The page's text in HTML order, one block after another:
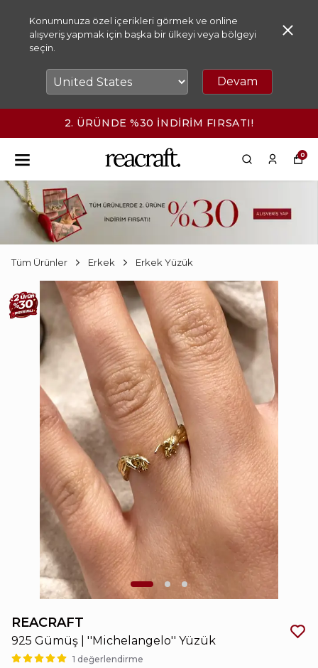
Konumunuza özel içerikleri görmek ve online
alışveriş yapmak için başka bir ülkeyi veya bölgeyi
seçin.
Devam
2. ÜRÜNDE %30 İNDİRİM FIRSATI!
0
Tüm Ürünler Erkek Erkek Yüzük
REACRAFT
925 Gümüş | ''Michelangelo'' Yüzük
1 değerlendirme